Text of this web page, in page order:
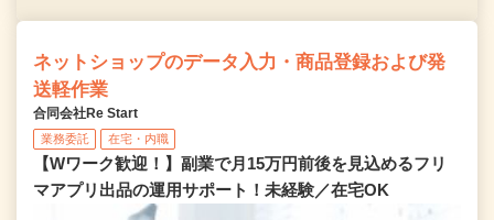
ネットショップのデータ入力・商品登録および発
送軽作業
合同会社Re Start
業務委託 在宅・内職
【Wワーク歓迎！】副業で月15万円前後を見込めるフリ
マアプリ出品の運用サポート！未経験／在宅OK